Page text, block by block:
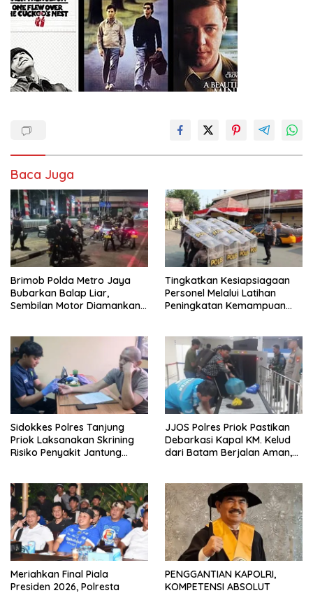
Baca Juga
Brimob Polda Metro Jaya
Bubarkan Balap Liar,
Sembilan Motor Diamankan
Tingkatkan Kesiapsiagaan
Personel Melalui Latihan
Peningkatan Kemampuan
Sidokkes Polres Tanjung
Priok Laksanakan Skrining
Risiko Penyakit Jantung
JJOS Polres Priok Pastikan
Debarkasi Kapal KM. Kelud
dari Batam Berjalan Aman,
Meriahkan Final Piala
Presiden 2026, Polresta
PENGGANTIAN KAPOLRI,
KOMPETENSI ABSOLUT